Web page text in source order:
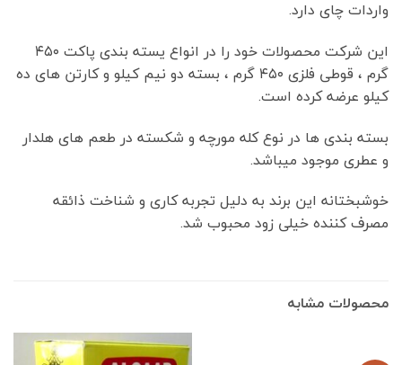
واردات چای دارد.
این شرکت محصولات خود را در انواع یسته بندی پاکت ۴۵۰
گرم ، قوطی فلزی ۴۵۰ گرم ، بسته دو نیم کیلو و کارتن های ده
کیلو عرضه کرده است.
بسته بندی ها در نوع کله مورچه و شکسته در طعم های هلدار
و عطری موجود میباشد.
خوشبختانه این برند به دلیل تجربه کاری و شناخت ذائقه
مصرف کننده خیلی زود محبوب شد.
محصولات مشابه